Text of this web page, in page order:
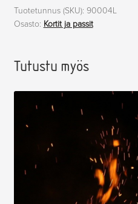
Tuotetunnus (SKU): 90004L
Osasto: Kortit ja passit
Tutustu myös